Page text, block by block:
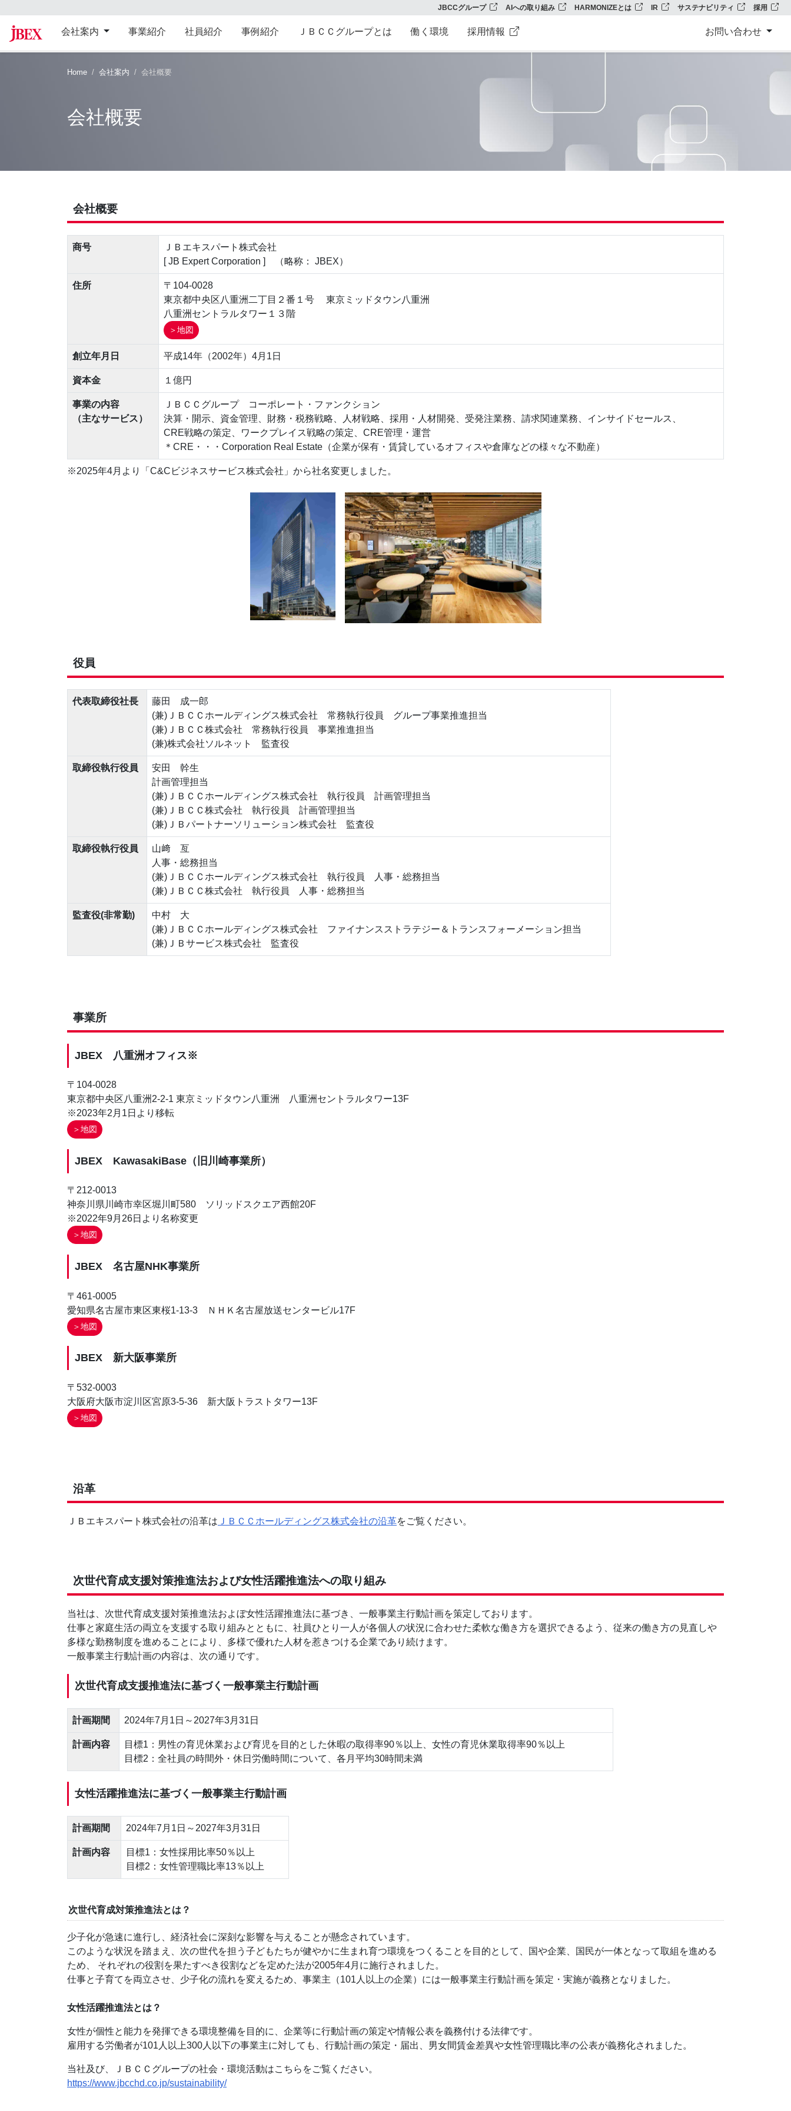
JBCCグループ AIへの取り組み HARMONIZEとは IR サステナビリティ 採用
会社案内 事業紹介 社員紹介 事例紹介 ＪＢＣＣグループとは 働く環境 採用情報 お問い合わせ
Home 会社案内 会社概要
会社概要
会社概要
商号
ＪＢエキスパート株式会社
[ JB Expert Corporation ] （略称： JBEX）
住所
〒104-0028
東京都中央区八重洲二丁目２番１号 東京ミッドタウン八重洲
八重洲セントラルタワー１３階
＞地図
創立年月日 平成14年（2002年）4月1日
資本金 １億円
事業の内容
（主なサービス）
ＪＢＣＣグループ コーポレート・ファンクション
決算・開示、資金管理、財務・税務戦略、人材戦略、採用・人材開発、受発注業務、請求関連業務、インサイドセールス、
CRE戦略の策定、ワークプレイス戦略の策定、CRE管理・運営
＊CRE・・・Corporation Real Estate（企業が保有・賃貸しているオフィスや倉庫などの様々な不動産）
※2025年4月より「C&Cビジネスサービス株式会社」から社名変更しました。
役員
代表取締役社長
藤田 成一郎
(兼)ＪＢＣＣホールディングス株式会社 常務執行役員 グループ事業推進担当
(兼)ＪＢＣＣ株式会社 常務執行役員 事業推進担当
(兼)株式会社ソルネット 監査役
取締役執行役員
安田 幹生
計画管理担当
(兼)ＪＢＣＣホールディングス株式会社 執行役員 計画管理担当
(兼)ＪＢＣＣ株式会社 執行役員 計画管理担当
(兼)ＪＢパートナーソリューション株式会社 監査役
取締役執行役員
山﨑 亙
人事・総務担当
(兼)ＪＢＣＣホールディングス株式会社 執行役員 人事・総務担当
(兼)ＪＢＣＣ株式会社 執行役員 人事・総務担当
監査役(非常勤)
中村 大
(兼)ＪＢＣＣホールディングス株式会社 ファイナンスストラテジー＆トランスフォーメーション担当
(兼)ＪＢサービス株式会社 監査役
事業所
JBEX 八重洲オフィス※
〒104-0028
東京都中央区八重洲2-2-1 東京ミッドタウン八重洲 八重洲セントラルタワー13F
※2023年2月1日より移転
＞地図
JBEX KawasakiBase（旧川崎事業所）
〒212-0013
神奈川県川崎市幸区堀川町580 ソリッドスクエア西館20F
※2022年9月26日より名称変更
＞地図
JBEX 名古屋NHK事業所
〒461-0005
愛知県名古屋市東区東桜1-13-3 ＮＨＫ名古屋放送センタービル17F
＞地図
JBEX 新大阪事業所
〒532-0003
大阪府大阪市淀川区宮原3-5-36 新大阪トラストタワー13F
＞地図
沿革
ＪＢエキスパート株式会社の沿革は ＪＢＣＣホールディングス株式会社の沿革をご覧ください。
次世代育成支援対策推進法および女性活躍推進法への取り組み
当社は、次世代育成支援対策推進法およぼ女性活躍推進法に基づき、一般事業主行動計画を策定しております。
仕事と家庭生活の両立を支援する取り組みとともに、社員ひとり一人が各個人の状況に合わせた柔軟な働き方を選択できるよう、従来の働き方の見直しや
多様な勤務制度を進めることにより、多様で優れた人材を惹きつける企業であり続けます。
一般事業主行動計画の内容は、次の通りです。
次世代育成支援推進法に基づく一般事業主行動計画
計画期間 2024年7月1日～2027年3月31日
計画内容
目標1：男性の育児休業および育児を目的とした休暇の取得率90％以上、女性の育児休業取得率90％以上
目標2：全社員の時間外・休日労働時間について、各月平均30時間未満
女性活躍推進法に基づく一般事業主行動計画
計画期間 2024年7月1日～2027年3月31日
計画内容
目標1：女性採用比率50％以上
目標2：女性管理職比率13％以上
次世代育成対策推進法とは？
少子化が急速に進行し、経済社会に深刻な影響を与えることが懸念されています。
このような状況を踏まえ、次の世代を担う子どもたちが健やかに生まれ育つ環境をつくることを目的として、国や企業、国民が一体となって取組を進める
ため、 それぞれの役割を果たすべき役割などを定めた法が2005年4月に施行されました。
仕事と子育てを両立させ、少子化の流れを変えるため、事業主（101人以上の企業）には一般事業主行動計画を策定・実施が義務となりました。
女性活躍推進法とは？
女性が個性と能力を発揮できる環境整備を目的に、企業等に行動計画の策定や情報公表を義務付ける法律です。
雇用する労働者が101人以上300人以下の事業主に対しても、行動計画の策定・届出、男女間賃金差異や女性管理職比率の公表が義務化されました。
当社及び、ＪＢＣＣグループの社会・環境活動はこちらをご覧ください。
https://www.jbcchd.co.jp/sustainability/